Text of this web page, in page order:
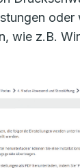
oder
wie z.B.